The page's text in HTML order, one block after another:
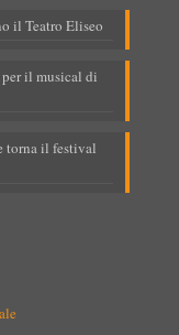
il Teatro Eliseo
il musical di
torna il festival